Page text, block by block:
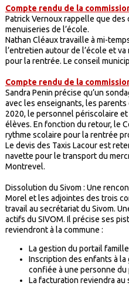
Compte rendu de la
Patrick Vernoux rappelle que
menuiseries de l’école.
Nathan Cléaux travaille à mi-
l’entretien autour de l’école et
pour la rentrée. Le conseil
Compte rendu de la
Sandra Penin précise qu’un
avec les enseignants, les
2020, le personnel périscolaire
élèves. En fonction du retour, le
rythme scolaire pour la rentrée
Le devis des Taxis Lacour est
navette pour le transport du
Montrevel.
Dissolution du Sivom : Une
Morel et les adjointes des trois
travail au secrétariat du Sivom.
actifs du SIVOM. Il précise ses
reviendront à la commune :
La gestion du portail
Inscription des enfants à la
confiée à une personne du
La facturation reviendra au